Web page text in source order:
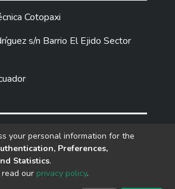
Cotopaxi
s/n Barrio El Ejido Sector
/ 2252307 / 2252346.
copyright © 2002-2026
End User
your personal information for the
Preferences,
Statistics.
our privacy policy.